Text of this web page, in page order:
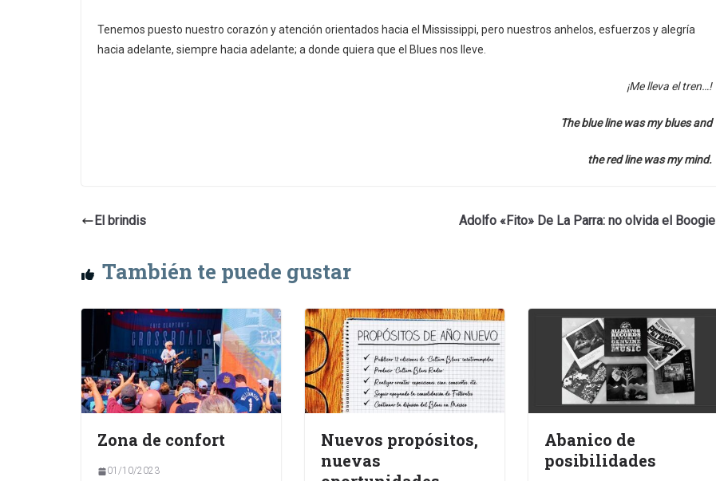
Tenemos puesto nuestro corazón y atención orientados hacia el Mississippi, pero nuestros anhelos, esfuerzos y alegría
hacia adelante, siempre hacia adelante; a donde quiera que el Blues nos lleve.
¡Me lleva el tren…!
The blue line was my blues and
the red line was my mind.
El brindis Adolfo «Fito» De La Parra: no olvida el Boogie
También te puede gustar
Zona de confort
01/10/2023
Nuevos propósitos,
nuevas
Abanico de
posibilidades